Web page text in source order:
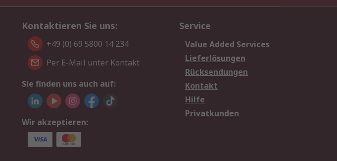
Kontaktieren Sie uns:
+49 (0) 69 5800 14 234
Per E-Mail unter Kontakt
Sie finden uns auch auf:
Wir akzeptieren:
Service
Value Added Services
Lieferlösungen
Rücksendungen
Kontakt
Hilfe
Privatkunden